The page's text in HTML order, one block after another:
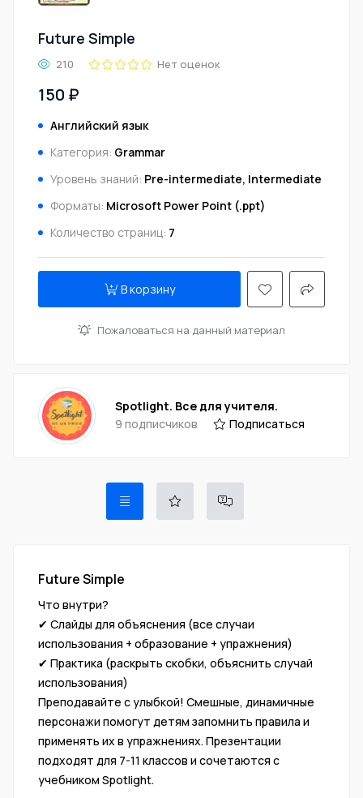
Future Simple
210 Нет оценок
150 ₽
Английский язык
Категория: Grammar
Уровень знаний: Pre-intermediate, Intermediate
Форматы: Microsoft Power Point (.ppt)
Количество страниц: 7
В корзину
Пожаловаться на данный материал
Spotlight. Все для учителя.
9 подписчиков
Подписаться
Future Simple
Что внутри?
✔ Слайды для объяснения (все случаи
использования + образование + упражнения)
✔ Практика (раскрыть скобки, объяснить случай
использования)
Преподавайте с улыбкой! Смешные, динамичные
персонажи помогут детям запомнить правила и
применять их в упражнениях. Презентации
подходят для 7-11 классов и сочетаются с
учебником Spotlight.